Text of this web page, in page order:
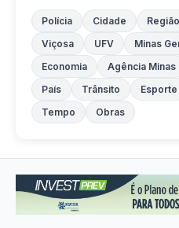
Polícia Cidade Região
Viçosa
UFV Minas
Economia
Agência Minas
País
Trânsito Esporte
Tempo
Obras